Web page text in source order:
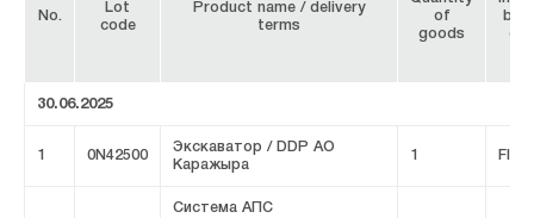
No.
Lot
code
Product name / delivery
terms
of
goods
30.06.2025
1 0N42500
Экскаватор / DDP АО
Каражыра
1 FIVE
Система АПС